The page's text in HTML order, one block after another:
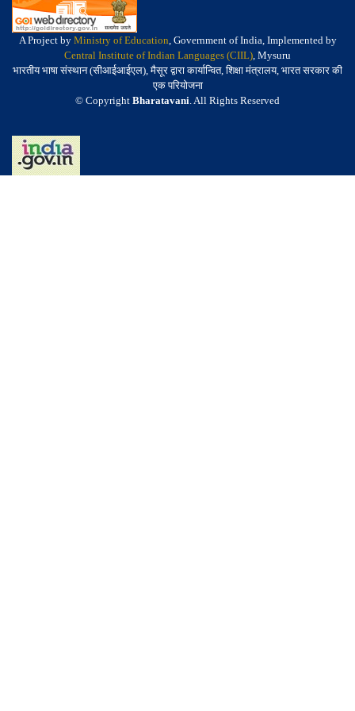
A Project by Ministry of Education, Government of India, Implemented by
Central Institute of Indian Languages (CIIL), Mysuru
भारतीय भाषा संस्थान (सीआईआईएल), मैसूर द्वारा कार्यान्वित, शिक्षा मंत्रालय, भारत सरकार की
एक परियोजना
© Copyright Bharatavani. All Rights Reserved